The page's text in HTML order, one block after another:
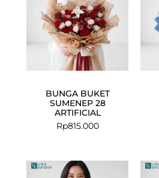
BUNGA BUKET
SUMENEP 28
ARTIFICIAL
Rp815.000